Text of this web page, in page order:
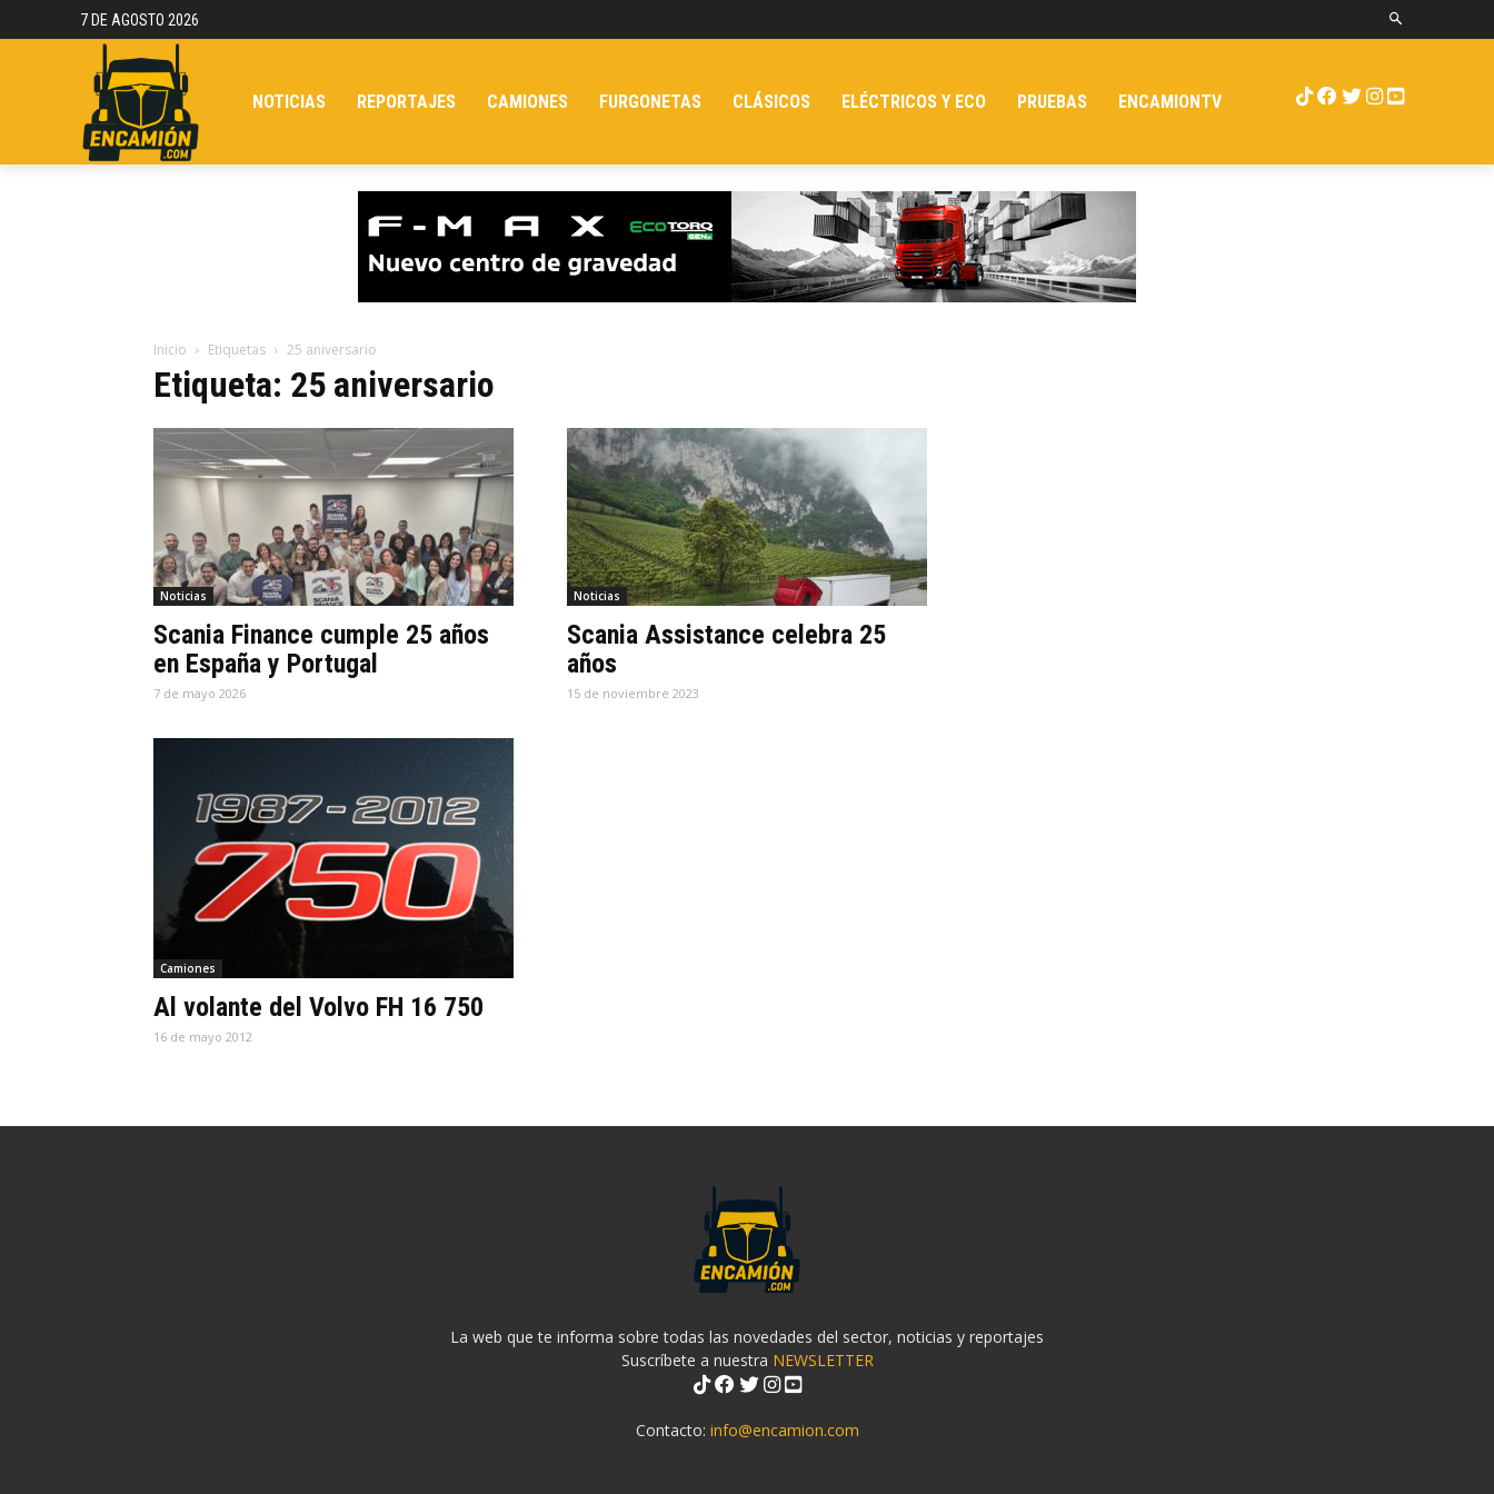
7 DE AGOSTO 2026
NOTICIAS REPORTAJES CAMIONES FURGONETAS CLÁSICOS ELÉCTRICOS Y ECO PRUEBAS ENCAMIONTV
Inicio Etiquetas 25 aniversario
Etiqueta: 25 aniversario
Noticias
Scania Finance cumple 25 años
en España y Portugal
7 de mayo 2026
Noticias
Scania Assistance celebra 25
años
15 de noviembre 2023
Camiones
Al volante del Volvo FH 16 750
16 de mayo 2012
La web que te informa sobre todas las novedades del sector, noticias y reportajes
Suscríbete a nuestra NEWSLETTER
Contacto: info@encamion.com